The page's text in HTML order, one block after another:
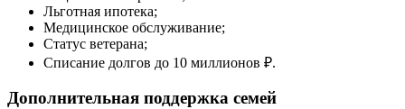
Льготная ипотека;
Медицинское обслуживание;
Статус ветерана;
Списание долгов до 10 миллионов ₽.
Дополнительная поддержка семей